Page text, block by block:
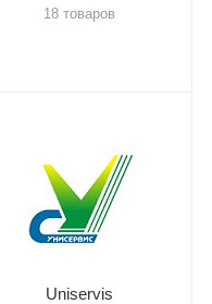
18 товаров
Uniservis